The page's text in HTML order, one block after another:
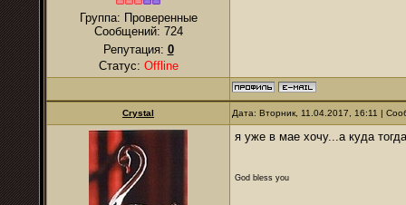
Группа: Проверенные
Сообщений: 724
Репутация: 0
Статус: Offline
Crystal Дата: Вторник, 11.04.2017, 16:11 |
я уже в мае хочу...а куда
God bless you